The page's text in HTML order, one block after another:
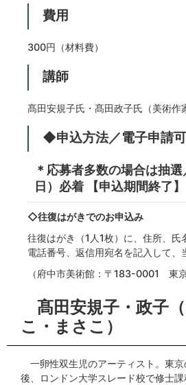
費用
300円（材料費）
講師
髙田安規子氏・髙田政子氏（美術作
◆申込方法／電子申
＊応募者多数の場合は抽
日）必着
【申込期間終了】
◇往復はがきでのお申込み
往復はがき（1人1枚）に、住所、氏
電話番号、返信用宛名を記入して、
（府中市美術館：〒183-0001 東
髙田安規子・政子
こ・まさこ）
一卵性双生児のアーティスト。東
後、ロンドン大学スレード校で修士